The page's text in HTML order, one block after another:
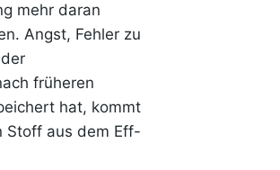
mehr daran
Angst, Fehler zu
früheren
hat, kommt
Stoff aus dem Eff-